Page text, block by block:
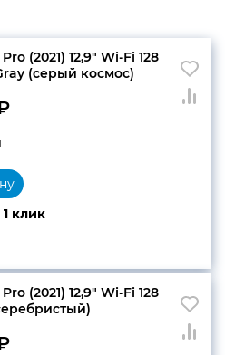
(2021) 12,9″ Wi-Fi 128
(серый космос)
клик
(2021) 12,9″ Wi-Fi 128